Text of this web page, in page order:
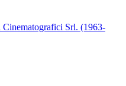
Srl. (1963-